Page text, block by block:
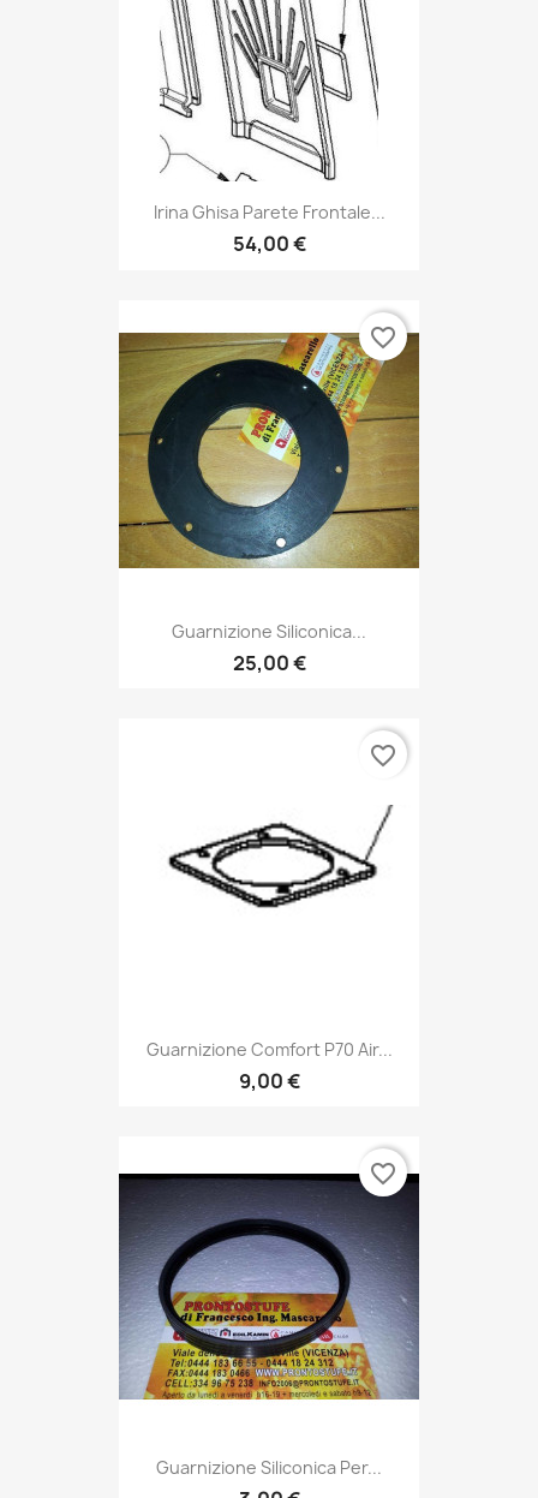
Irina Ghisa Parete Frontale...
54,00 €
Guarnizione Siliconica...
25,00 €
favorite_border
Guarnizione Comfort P70 Air...
9,00 €
favorite_border
Guarnizione Siliconica Per...
favorite_border